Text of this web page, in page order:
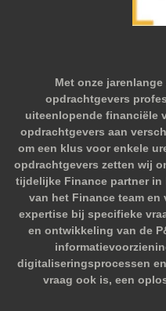
Met onze
opdrachtgevers
uiteenlopende financiële
opdrachtgevers aan
om een klus voor enkele
opdrachtgevers zetten wij
tijdelijke Finance partner in
van het Finance team
expertise bij specifieke
en ontwikkeling van de
digitaliseringsprocessen
vraag ook is, een